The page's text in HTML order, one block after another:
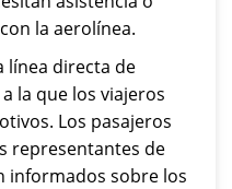
la aerolínea.
línea directa de
la que los viajeros
Los pasajeros
representantes de
informados sobre los